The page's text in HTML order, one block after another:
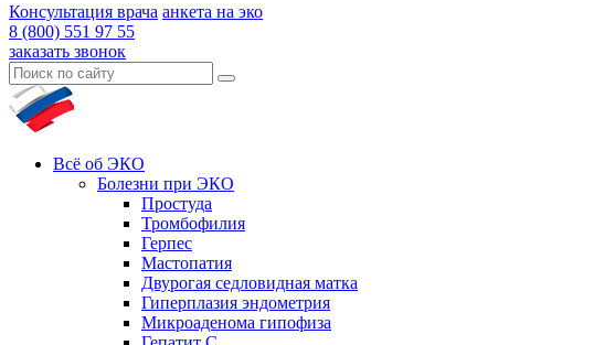
Консультация врача анкета на эко
8 (800) 551 97 55
заказать звонок
Всё об ЭКО
Болезни при ЭКО
Простуда
Тромбофилия
Герпес
Мастопатия
Двурогая седловидная матка
Гиперплазия эндометрия
Микроаденома гипофиза